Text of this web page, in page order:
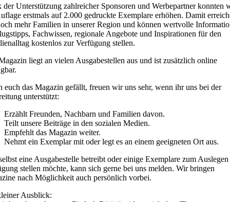
der Unterstützung zahlreicher Sponsoren und Werbepartner konnten
erstmals auf 2.000 gedruckte Exemplare erhöhen. Damit
mehr Familien in unserer Region und können wertvolle
Fachwissen, regionale Angebote und Inspirationen für den
kostenlos zur Verfügung stellen.
liegt an vielen Ausgabestellen aus und ist zusätzlich online
euch das Magazin gefällt, freuen wir uns sehr, wenn ihr uns bei der
unterstützt:
Erzählt Freunden, Nachbarn und Familien davon.
Teilt unsere Beiträge in den sozialen Medien.
Empfehlt das Magazin weiter.
Nehmt ein Exemplar mit oder legt es an einem geeigneten Ort aus.
eine Ausgabestelle betreibt oder einige Exemplare zum
stellen möchte, kann sich gerne bei uns melden. Wir bringen
nach Möglichkeit auch persönlich vorbei.
Ausblick: